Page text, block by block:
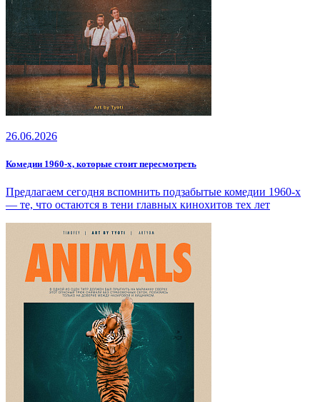
26.06.2026
Комедии 1960-х, которые стоит пересмотреть
Предлагаем сегодня вспомнить подзабытые комедии 1960-х
— те, что остаются в тени главных кинохитов тех лет